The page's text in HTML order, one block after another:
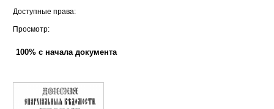
Доступные права:
Просмотр:
100% с начала документа